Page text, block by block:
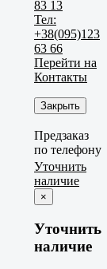
83 13
Тел:
+38(095)123
63 66
Перейти на
Контакты
Закрыть
Предзаказ
по телефону
Уточнить
наличие
×
Уточнить
наличие